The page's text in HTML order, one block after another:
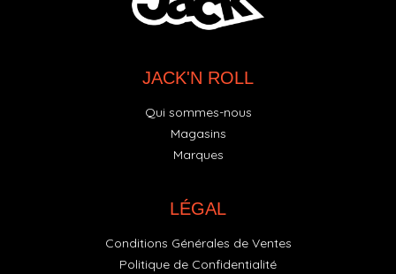
JACK'N ROLL
Qui sommes-nous
Magasins
Marques
LÉGAL
Conditions Générales de Ventes
Politique de Confidentialité